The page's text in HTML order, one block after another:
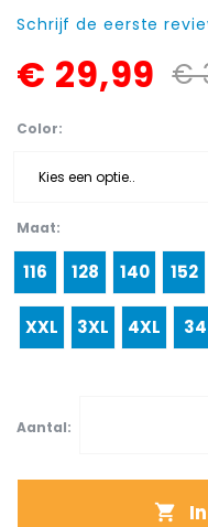
Schrijf de eerste
€ 29,99 €
Color
Maat
116 128 140 152
XXL 3XL 4XL 34
Aantal: